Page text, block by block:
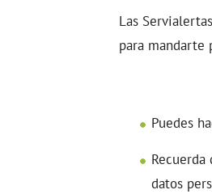
Las
para mandarte
Puedes
datos